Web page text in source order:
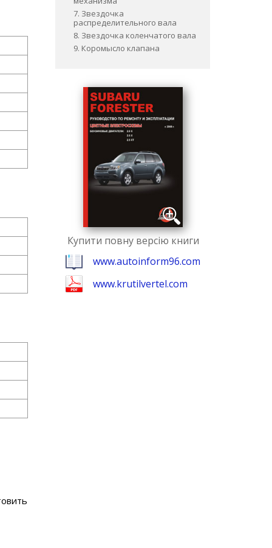
7. Звездочка
распределительного вала
8. Звездочка коленчатого вала
9. Коромысло клапана
Купити повну версію книги
www.autoinform96.com
www.krutilvertel.com